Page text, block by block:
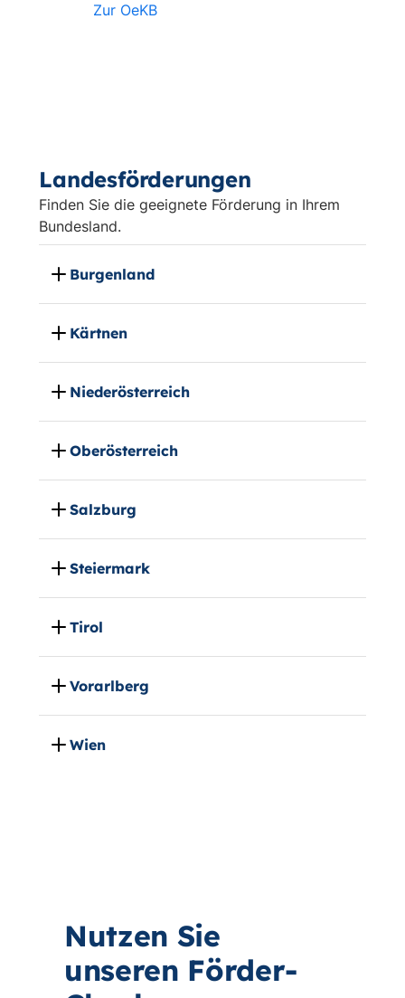
Zur OeKB
Landesförderungen
Finden Sie die geeignete Förderung in Ihrem
Bundesland.
Burgenland
Kärtnen
Niederösterreich
Oberösterreich
Salzburg
Steiermark
Tirol
Vorarlberg
Wien
Nutzen Sie
unseren Förder-